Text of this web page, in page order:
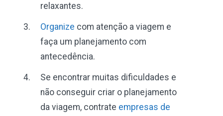
relaxantes.
Organize com atenção a viagem e
faça um planejamento com
antecedência.
Se encontrar muitas dificuldades e
não conseguir criar o planejamento
da viagem, contrate empresas de